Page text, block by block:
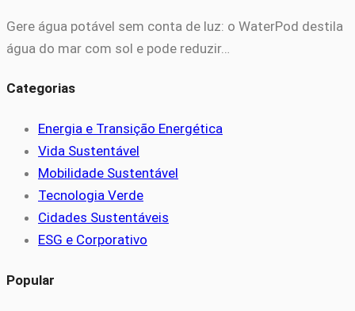
Gere água potável sem conta de luz: o WaterPod destila
água do mar com sol e pode reduzir…
Categorias
Energia e Transição Energética
Vida Sustentável
Mobilidade Sustentável
Tecnologia Verde
Cidades Sustentáveis
ESG e Corporativo
Popular